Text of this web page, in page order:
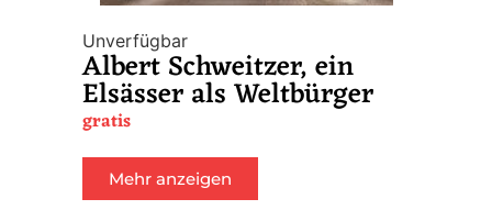
Unverfügbar
Albert Schweitzer, ein
Elsässer als Weltbürger
gratis
Mehr anzeigen